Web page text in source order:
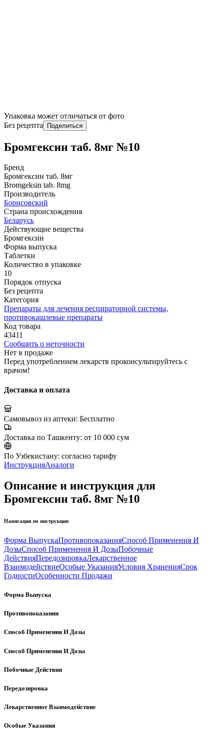
Упаковка может отличаться от фото
Без рецепта
Поделиться
Бромгексин таб. 8мг №10
Бренд
Бромгексин таб. 8мг
Bromgeksin tab. 8mg
Производитель
Борисовский
Страна происхождения
Беларусь
Действующие вещества
Бромгексин
Форма выпуска
Таблетки
Количество в упаковке
10
Порядок отпуска
Без рецепта
Категория
Препараты для лечения респираторной системы,
противокашлевые препараты
Код товара
43411
Сообщить о неточности
Нет в продаже
Перед употреблением лекарств проконсультируйтесь с
врачом!
Доставка и оплата
Самовывоз из аптеки: Бесплатно
Доставка по Ташкенту: от 10 000 сум
По Узбекистану: согласно тарифу
ИнструкцияАналоги
Описание и инструкция для
Бромгексин таб. 8мг №10
Навигация по инструкции
Форма ВыпускаПротивопоказанияСпособ Применения И
ДозыСпособ Применения И ДозыПобочные
ДействияПередозировкаЛекарственное
ВзаимодействиеОсобые УказанияУсловия ХраненияСрок
ГодностиОсобенности Продажи
Форма Выпуска
Противопоказания
Способ Применения И Дозы
Способ Применения И Дозы
Побочные Действия
Передозировка
Лекарственное Взаимодействие
Особые Указания